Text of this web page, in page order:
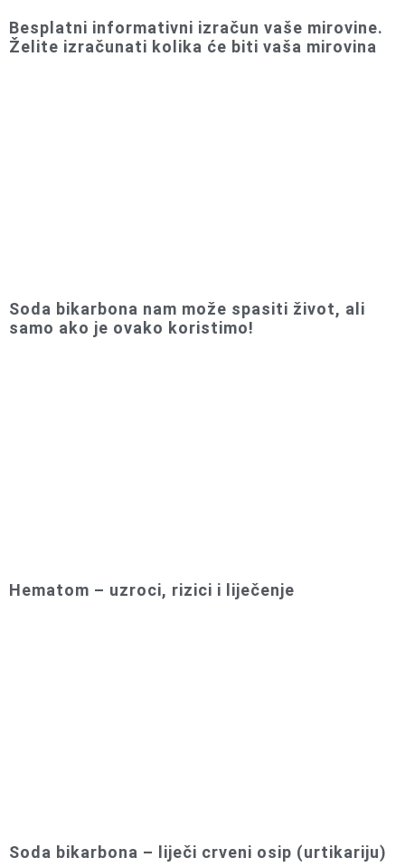
Besplatni informativni izračun vaše mirovine.
Želite izračunati kolika će biti vaša mirovina
Soda bikarbona nam može spasiti život, ali
samo ako je ovako koristimo!
Hematom – uzroci, rizici i liječenje
Soda bikarbona – liječi crveni osip (urtikariju)